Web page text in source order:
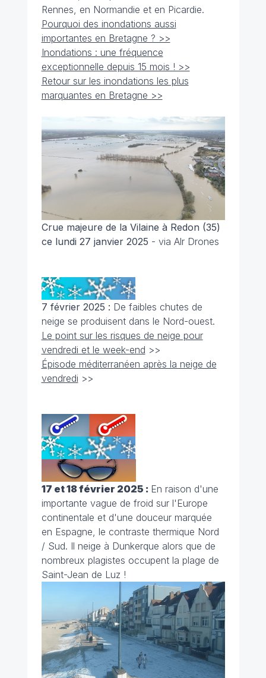
Rennes, en Normandie et en Picardie.
Pourquoi des inondations aussi
importantes en Bretagne ? >>
Inondations : une fréquence
exceptionnelle depuis 15 mois ! >>
Retour sur les inondations les plus
marquantes en Bretagne >>
Crue majeure de la Vilaine à Redon (35)
ce lundi 27 janvier 2025 - via Alr Drones
7 février 2025 : De faibles chutes de
neige se produisent dans le Nord-ouest.
Le point sur les risques de neige pour
vendredi et le week-end >>
Épisode méditerranéen après la neige de
vendredi >>
17 et 18 février 2025 : En raison d'une
importante vague de froid sur l'Europe
continentale et d'une douceur marquée
en Espagne, le contraste thermique Nord
/ Sud. Il neige à Dunkerque alors que de
nombreux plagistes occupent la plage de
Saint-Jean de Luz !